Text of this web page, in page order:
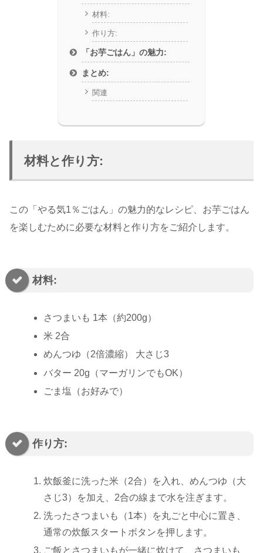
材料:
作り方:
「お芋ごはん」の魅力:
まとめ:
関連
材料と作り方:
この「やる気1％ごはん」の魅力的なレシピ、お芋ごはん
を楽しむために必要な材料と作り方をご紹介します。
材料:
さつまいも 1本（約200g）
米 2合
めんつゆ（2倍濃縮） 大さじ3
バター 20g（マーガリンでもOK）
ごま塩（お好みで）
作り方:
炊飯釜に洗った米（2合）を入れ、めんつゆ（大
さじ3）を加え、2合の線まで水を注ぎます。
洗ったさつまいも（1本）を丸ごと中心に置き、
通常の炊飯スタートボタンを押します。
ご飯とさつまいもが一緒に炊けて、さつまいも